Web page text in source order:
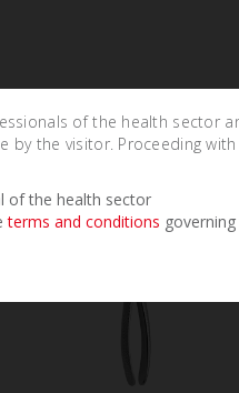
of the health sector
the visitor. Proceeding
of the health sector
terms and conditions